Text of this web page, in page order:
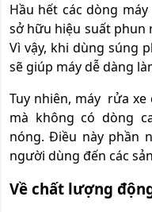
Hầu hết các dòng
sở hữu hiệu suất phun
Vì vậy, khi dùng súng
sẽ giúp máy dễ dàng
Tuy nhiên, máy rửa xe
mà không có dòng
nóng. Điều này phần
người dùng đến các
Về chất lượng